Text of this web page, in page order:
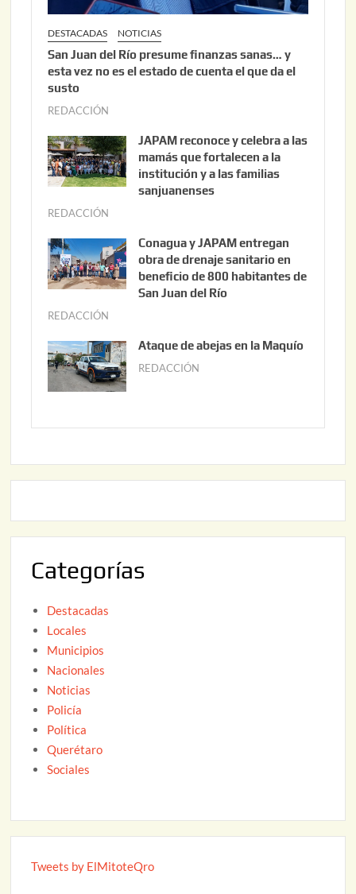
DESTACADAS NOTICIAS
San Juan del Río presume finanzas sanas… y
esta vez no es el estado de cuenta el que da el
susto
REDACCIÓN
o
s
t
,
2
0
JAPAM reconoce y celebra a las
mamás que fortalecen a la
institución y a las familias
sanjuanenses
REDACCIÓN
n
i
o
,
2
0
6
Conagua y JAPAM entregan
obra de drenaje sanitario en
beneficio de 800 habitantes de
San Juan del Río
REDACCIÓN
n
i
o
Ataque de abejas en la Maquío
REDACCIÓN
o
2
Categorías
Destacadas
Locales
Municipios
Nacionales
Noticias
Policía
Política
Querétaro
Sociales
Tweets by ElMitoteQro